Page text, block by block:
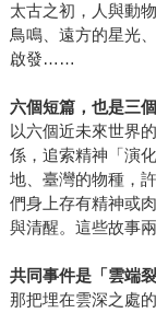
暗濃淡，帶讀者觸
解藥與終點，而人
結感。 這麼多年
僅忠於自己喜愛
感動。如今他已經
（Ursula K. Le
雖然不需要我這
分感謝讀到這樣的
《海風酒店》，世
既雀躍又緊張，不
太古之初，人與動
鳥鳴、遠方的星光
啟發……
六個短篇，也是三
以六個近未來世界
係，追索精神「演
地、臺灣的物種，
們身上存有精神或
與清醒。這些故事
共同事件是「雲端裂
那把埋在雲深之處